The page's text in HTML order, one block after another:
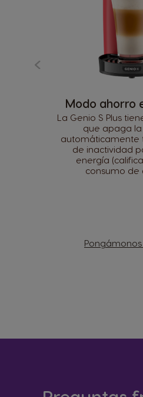
Modo ahorro
La Genio S Plus
que apaga
automáticamente
de inactividad
energía
consumo de